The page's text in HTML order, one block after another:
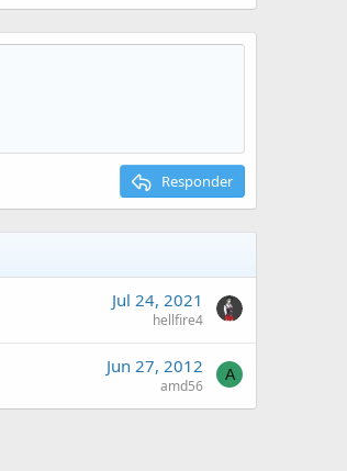
Responder
Jul 24, 2021
hellfire4
Jun 27, 2012
amd56
A